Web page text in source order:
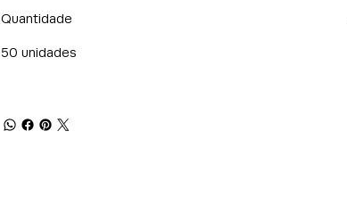
Quantidade
50 unidades